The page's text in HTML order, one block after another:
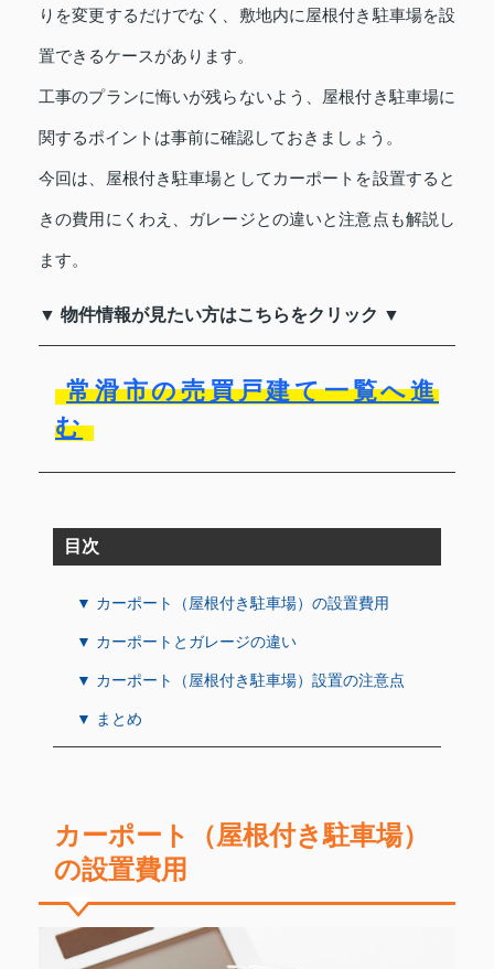
りを変更するだけでなく、敷地内に屋根付き駐車場を設
置できるケースがあります。
工事のプランに悔いが残らないよう、屋根付き駐車場に
関するポイントは事前に確認しておきましょう。
今回は、屋根付き駐車場としてカーポートを設置すると
きの費用にくわえ、ガレージとの違いと注意点も解説し
ます。
▼ 物件情報が見たい方はこちらをクリック ▼
常滑市の売買戸建て一覧へ進
む
目次
▼ カーポート（屋根付き駐車場）の設置費用
▼ カーポートとガレージの違い
▼ カーポート（屋根付き駐車場）設置の注意点
▼ まとめ
カーポート（屋根付き駐車場）
の設置費用